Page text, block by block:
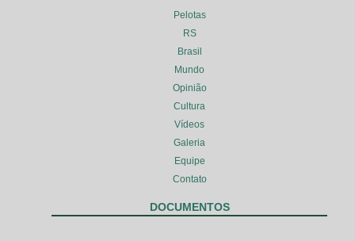
Pelotas
RS
Brasil
Mundo
Opinião
Cultura
Vídeos
Galeria
Equipe
Contato
DOCUMENTOS